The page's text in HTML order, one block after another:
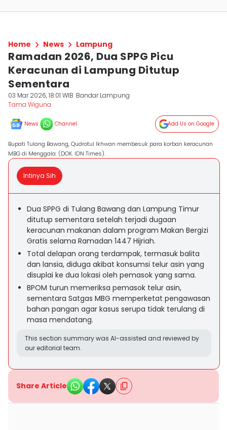
Home News Lampung
Ramadan 2026, Dua SPPG Picu
Keracunan di Lampung Ditutup
Sementara
03 Mar 2026, 18:01 WIB Bandar Lampung
Tama Wiguna
News Channel Add Us on Google
Bupati Tulang Bawang, Qudrotul Ikhwan membesuk para korban keracunan
MBG di Menggala. (DOK. IDN Times).
Intinya Sih
Dua SPPG di Tulang Bawang dan Lampung Timur
ditutup sementara setelah terjadi dugaan
keracunan makanan dalam program Makan Bergizi
Gratis selama Ramadan 1447 Hijriah.
Total delapan orang terdampak, termasuk balita
dan lansia, diduga akibat konsumsi telur asin yang
disuplai ke dua lokasi oleh pemasok yang sama.
BPOM turun memeriksa pemasok telur asin,
sementara Satgas MBG memperketat pengawasan
bahan pangan agar kasus serupa tidak terulang di
masa mendatang.
This section summary was AI-assisted and reviewed by
our editorial team.
Share Article